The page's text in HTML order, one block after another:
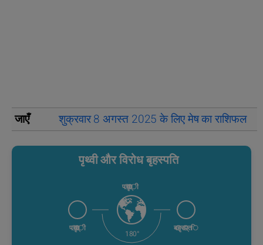
जाएँ शुक्रवार 8 अगस्त 2025 के लिए मेष का राशिफल
पृथ्वी और विरोध बृहस्पति
पृथ्वी
पृथ्वी बृहस्पति
180°